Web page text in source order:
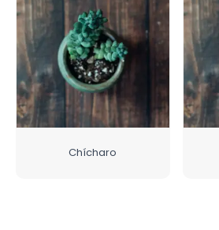
Chícharo